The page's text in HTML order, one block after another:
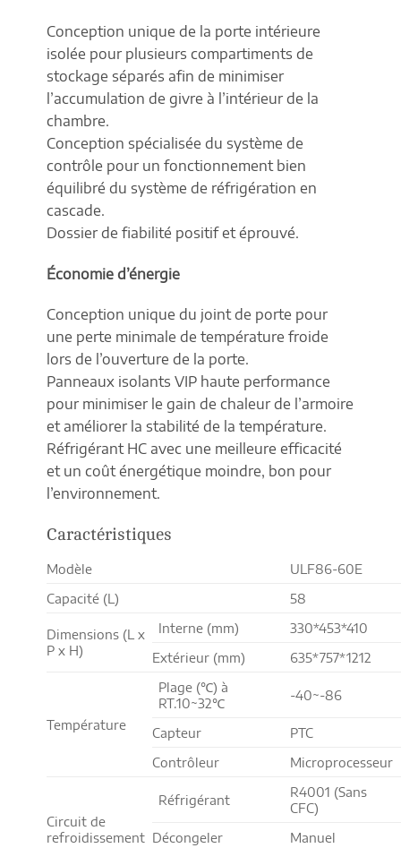
Conception unique de la porte intérieure
isolée pour plusieurs compartiments de
stockage séparés afin de minimiser
l’accumulation de givre à l’intérieur de la
chambre.
Conception spécialisée du système de
contrôle pour un fonctionnement bien
équilibré du système de réfrigération en
cascade.
Dossier de fiabilité positif et éprouvé.
Économie d’énergie
Conception unique du joint de porte pour
une perte minimale de température froide
lors de l’ouverture de la porte.
Panneaux isolants VIP haute performance
pour minimiser le gain de chaleur de l’armoire
et améliorer la stabilité de la température.
Réfrigérant HC avec une meilleure efficacité
et un coût énergétique moindre, bon pour
l’environnement.
Caractéristiques
Modèle
ULF86-60E
Capacité (L)
58
Dimensions (L x
P x H)
Interne (mm)
330*453*410
Extérieur (mm)
635*757*1212
Température
Plage (℃) à
RT.10~32℃
-40~-86
Capteur
PTC
Contrôleur
Microprocesseur
Circuit de
refroidissement
Réfrigérant
R4001 (Sans
CFC)
Décongeler
Manuel